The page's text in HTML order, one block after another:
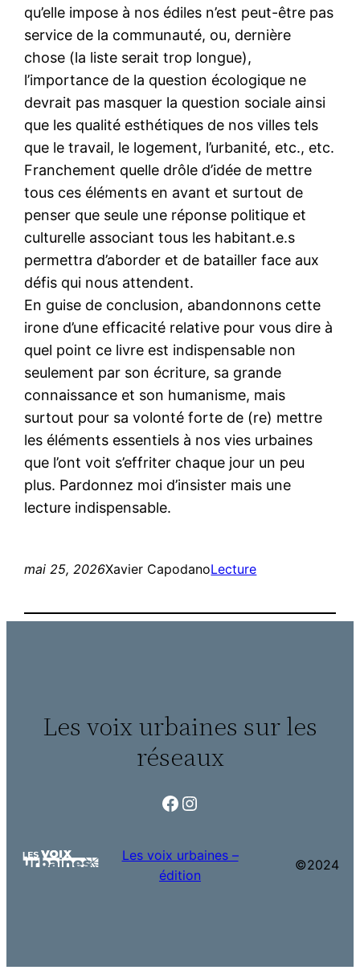
qu’elle impose à nos édiles n’est peut-être pas
service de la communauté, ou, dernière
chose (la liste serait trop longue),
l’importance de la question écologique ne
devrait pas masquer la question sociale ainsi
que les qualité esthétiques de nos villes tels
que le travail, le logement, l’urbanité, etc., etc.
Franchement quelle drôle d’idée de mettre
tous ces éléments en avant et surtout de
penser que seule une réponse politique et
culturelle associant tous les habitant.e.s
permettra d’aborder et de batailler face aux
défis qui nous attendent.
En guise de conclusion, abandonnons cette
irone d’une efficacité relative pour vous dire à
quel point ce livre est indispensable non
seulement par son écriture, sa grande
connaissance et son humanisme, mais
surtout pour sa volonté forte de (re) mettre
les éléments essentiels à nos vies urbaines
que l’ont voit s’effriter chaque jour un peu
plus. Pardonnez moi d’insister mais une
lecture indispensable.
mai 25, 2026Xavier CapodanoLecture
Les voix urbaines sur les
réseaux
Facebook Instagram
Les voix urbaines –
édition
©2024